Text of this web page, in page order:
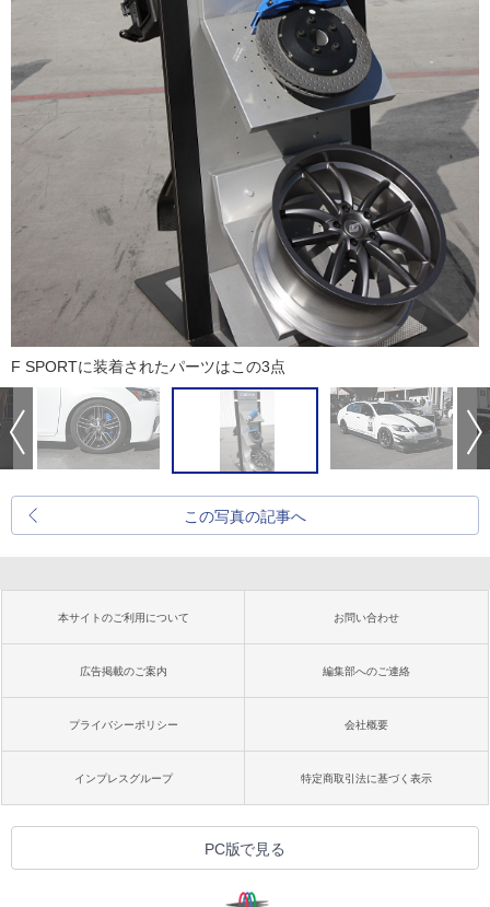
F SPORTに装着されたパーツはこの3点
この写真の記事へ
本サイトのご利用について お問い合わせ
広告掲載のご案内 編集部へのご連絡
プライバシーポリシー 会社概要
インプレスグループ 特定商取引法に基づく表示
PC版で見る